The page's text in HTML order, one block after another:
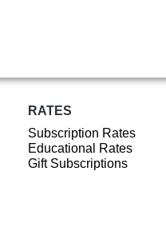
RATES
Subscription Rates
Educational Rates
Gift Subscriptions